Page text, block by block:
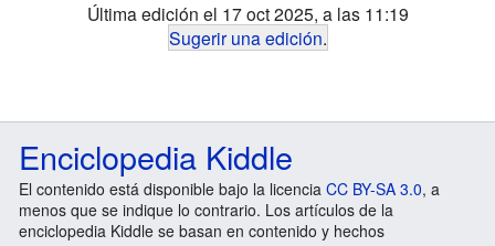
Última edición el 17 oct 2025, a las 11:19
Sugerir una edición.
Enciclopedia Kiddle
El contenido está disponible bajo la licencia CC BY-SA 3.0, a
menos que se indique lo contrario. Los artículos de la
enciclopedia Kiddle se basan en contenido y hechos